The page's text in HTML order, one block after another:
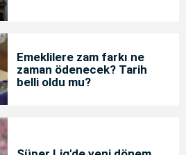
Emeklilere zam farkı ne
zaman ödenecek? Tarih
belli oldu mu?